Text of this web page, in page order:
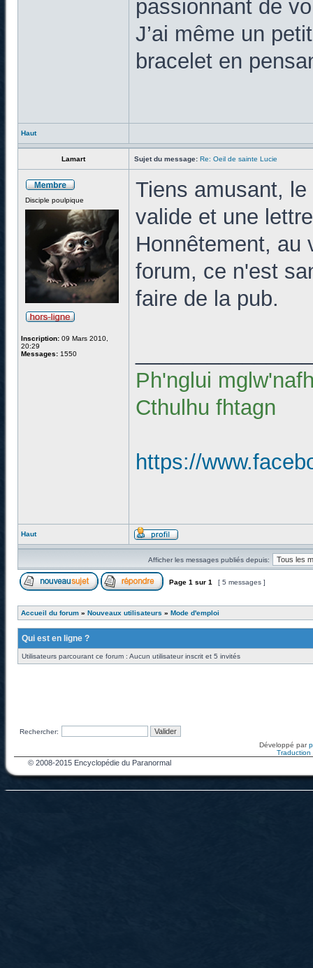
passionnant de
J’ai même un
bracelet en
Haut
Lamart Sujet du message: Re: Oeil de sainte Lucie
Disciple poulpique
Inscription: 09 Mars 2010,
20:29
Messages: 1550
Tiens amusant,
valide et une
Honnêtement, au
forum, ce n'est
faire de la pub.
Ph'nglui
Cthulhu fhtagn
https://
Haut
Afficher les messages publiés depuis:
Page 1 sur 1 [ 5 messages ]
Accueil du forum » Nouveaux utilisateurs » Mode d'emploi
Qui est en ligne ?
Utilisateurs parcourant ce forum : Aucun utilisateur inscrit et 5 invités
Rechercher:
Développé par
Traduction
© 2008-2015 Encyclopédie du Paranormal